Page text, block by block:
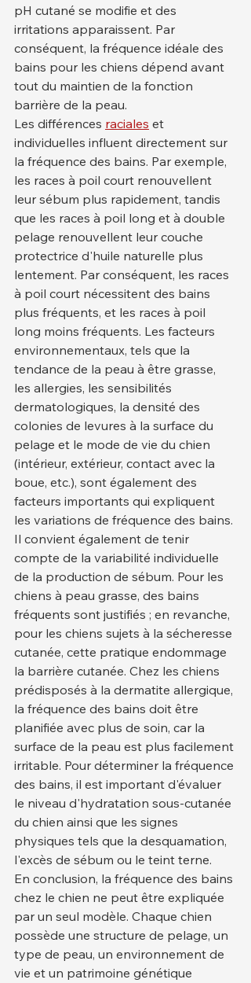
pH cutané se modifie et des
irritations apparaissent. Par
conséquent, la fréquence idéale des
bains pour les chiens dépend avant
tout du maintien de la fonction
barrière de la peau.
Les différences raciales et
individuelles influent directement sur
la fréquence des bains. Par exemple,
les races à poil court renouvellent
leur sébum plus rapidement, tandis
que les races à poil long et à double
pelage renouvellent leur couche
protectrice d'huile naturelle plus
lentement. Par conséquent, les races
à poil court nécessitent des bains
plus fréquents, et les races à poil
long moins fréquents. Les facteurs
environnementaux, tels que la
tendance de la peau à être grasse,
les allergies, les sensibilités
dermatologiques, la densité des
colonies de levures à la surface du
pelage et le mode de vie du chien
(intérieur, extérieur, contact avec la
boue, etc.), sont également des
facteurs importants qui expliquent
les variations de fréquence des bains.
Il convient également de tenir
compte de la variabilité individuelle
de la production de sébum. Pour les
chiens à peau grasse, des bains
fréquents sont justifiés ; en revanche,
pour les chiens sujets à la sécheresse
cutanée, cette pratique endommage
la barrière cutanée. Chez les chiens
prédisposés à la dermatite allergique,
la fréquence des bains doit être
planifiée avec plus de soin, car la
surface de la peau est plus facilement
irritable. Pour déterminer la fréquence
des bains, il est important d'évaluer
le niveau d'hydratation sous-cutanée
du chien ainsi que les signes
physiques tels que la desquamation,
l'excès de sébum ou le teint terne.
En conclusion, la fréquence des bains
chez le chien ne peut être expliquée
par un seul modèle. Chaque chien
possède une structure de pelage, un
type de peau, un environnement de
vie et un patrimoine génétique